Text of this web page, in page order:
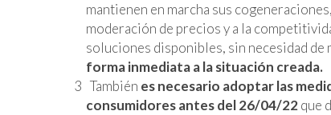
mantienen en marcha sus
moderación de precios y a la
soluciones disponibles, sin necesidad
forma inmediata a la situación creada.
También es necesario adoptar las
consumidores antes del 26/04/22que